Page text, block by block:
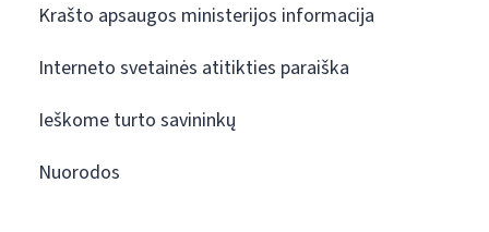
Krašto apsaugos ministerijos informacija
Interneto svetainės atitikties paraiška
Ieškome turto savininkų
Nuorodos